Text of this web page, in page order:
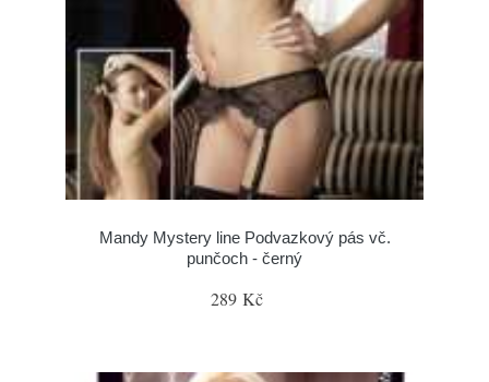
Mandy Mystery line Podvazkový pás vč.
punčoch - černý
289 Kč